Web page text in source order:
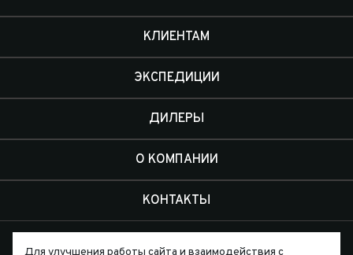
КЛИЕНТАМ
ЭКСПЕДИЦИИ
ДИЛЕРЫ
О КОМПАНИИ
КОНТАКТЫ
Для улучшения работы сайта и взаимодействия с